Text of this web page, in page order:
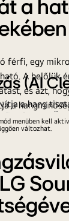
a
(AI
a hang
élményt
menüben kell
változhat.